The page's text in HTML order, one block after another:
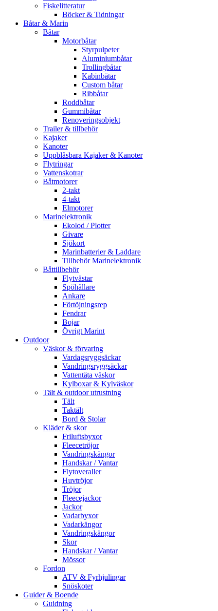
Fiskelitteratur
Böcker & Tidningar
Båtar & Marin
Båtar
Motorbåtar
Styrpulpeter
Aluminiumbåtar
Trollingbåtar
Kabinbåtar
Custom båtar
Ribbåtar
Roddbåtar
Gummibåtar
Renoveringsobjekt
Trailer & tillbehör
Kajaker
Kanoter
Uppblåsbara Kajaker & Kanoter
Flytringar
Vattenskotrar
Båtmotorer
2-takt
4-takt
Elmotorer
Marinelektronik
Ekolod / Plotter
Givare
Sjökort
Marinbatterier & Laddare
Tillbehör Marinelektronik
Båttillbehör
Flytvästar
Spöhållare
Ankare
Förtöjningsrep
Fendrar
Bojar
Övrigt Marint
Outdoor
Väskor & förvaring
Vardagsryggsäckar
Vandringsryggsäckar
Vattentäta väskor
Kylboxar & Kylväskor
Tält & outdoor utrustning
Tält
Taktält
Bord & Stolar
Kläder & skor
Friluftsbyxor
Fleecetröjor
Vandringskängor
Handskar / Vantar
Flytoveraller
Huvtröjor
Tröjor
Fleecejackor
Jackor
Vadarbyxor
Vadarkängor
Vandringskängor
Skor
Handskar / Vantar
Mössor
Fordon
ATV & Fyrhjulingar
Snöskoter
Guider & Boende
Guidning